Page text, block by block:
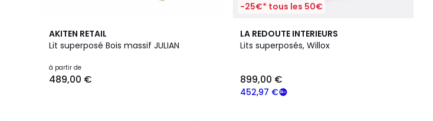
AKITEN RETAIL
Lit superposé Bois massif JULIAN
à partir de
489,00 €
2
Couleurs
-25€* tous les 50€
LA REDOUTE INTERIEURS
Lits superposés, Willox
452,97 €
899,00 €